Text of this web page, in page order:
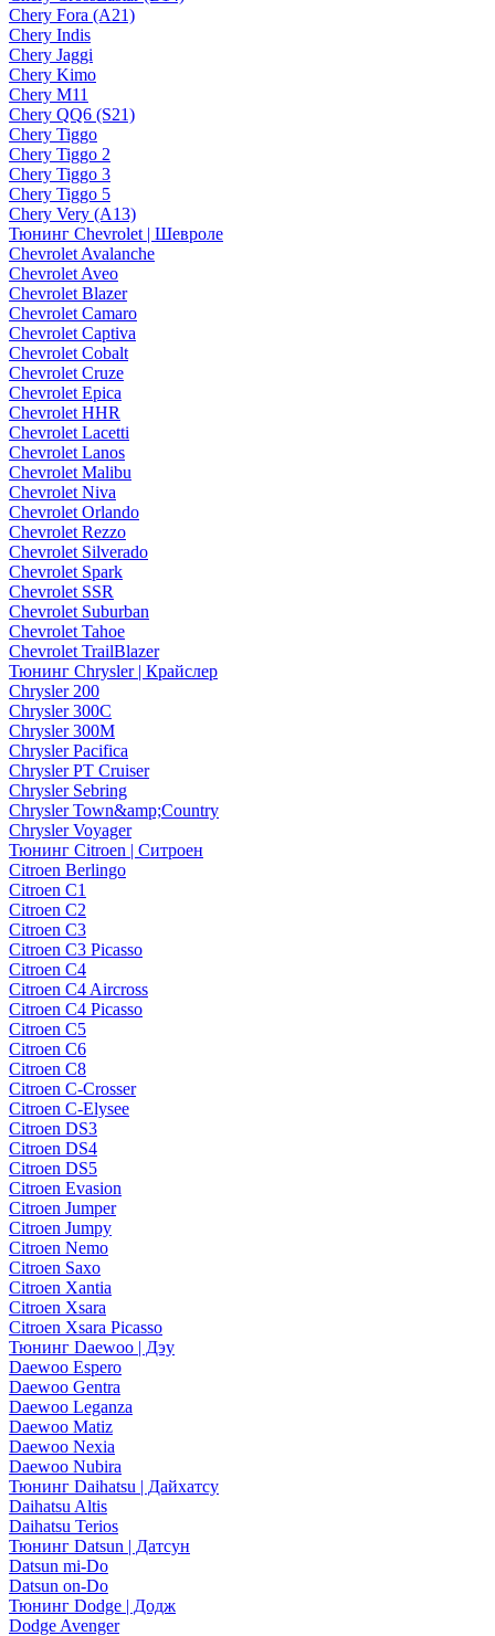
Chery Fora (A21)
Chery Indis
Chery Jaggi
Chery Kimo
Chery M11
Chery QQ6 (S21)
Chery Tiggo
Chery Tiggo 2
Chery Tiggo 3
Chery Tiggo 5
Chery Very (A13)
Тюнинг Chevrolet | Шевроле
Chevrolet Avalanche
Chevrolet Aveo
Chevrolet Blazer
Chevrolet Camaro
Chevrolet Captiva
Chevrolet Cobalt
Chevrolet Cruze
Chevrolet Epica
Chevrolet HHR
Chevrolet Lacetti
Chevrolet Lanos
Chevrolet Malibu
Chevrolet Niva
Chevrolet Orlando
Chevrolet Rezzo
Chevrolet Silverado
Chevrolet Spark
Chevrolet SSR
Chevrolet Suburban
Chevrolet Tahoe
Chevrolet TrailBlazer
Тюнинг Chrysler | Крайслер
Chrysler 200
Chrysler 300C
Chrysler 300M
Chrysler Pacifica
Chrysler PT Cruiser
Chrysler Sebring
Chrysler Town&amp;Country
Chrysler Voyager
Тюнинг Citroen | Ситроен
Citroen Berlingo
Citroen C1
Citroen C2
Citroen C3
Citroen C3 Picasso
Citroen C4
Citroen C4 Aircross
Citroen C4 Picasso
Citroen C5
Citroen C6
Citroen C8
Citroen C-Crosser
Citroen C-Elysee
Citroen DS3
Citroen DS4
Citroen DS5
Citroen Evasion
Citroen Jumper
Citroen Jumpy
Citroen Nemo
Citroen Saxo
Citroen Xantia
Citroen Xsara
Citroen Xsara Picasso
Тюнинг Daewoo | Дэу
Daewoo Espero
Daewoo Gentra
Daewoo Leganza
Daewoo Matiz
Daewoo Nexia
Daewoo Nubira
Тюнинг Daihatsu | Дайхатсу
Daihatsu Altis
Daihatsu Terios
Тюнинг Datsun | Датсун
Datsun mi-Do
Datsun on-Do
Тюнинг Dodge | Додж
Dodge Avenger